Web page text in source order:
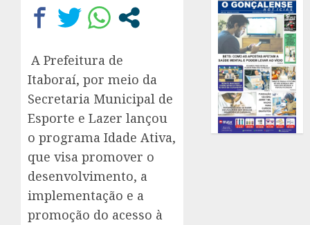
A Prefeitura de
Itaboraí, por meio da
Secretaria Municipal de
Esporte e Lazer lançou
o programa Idade Ativa,
que visa promover o
desenvolvimento, a
implementação e a
promoção do acesso à